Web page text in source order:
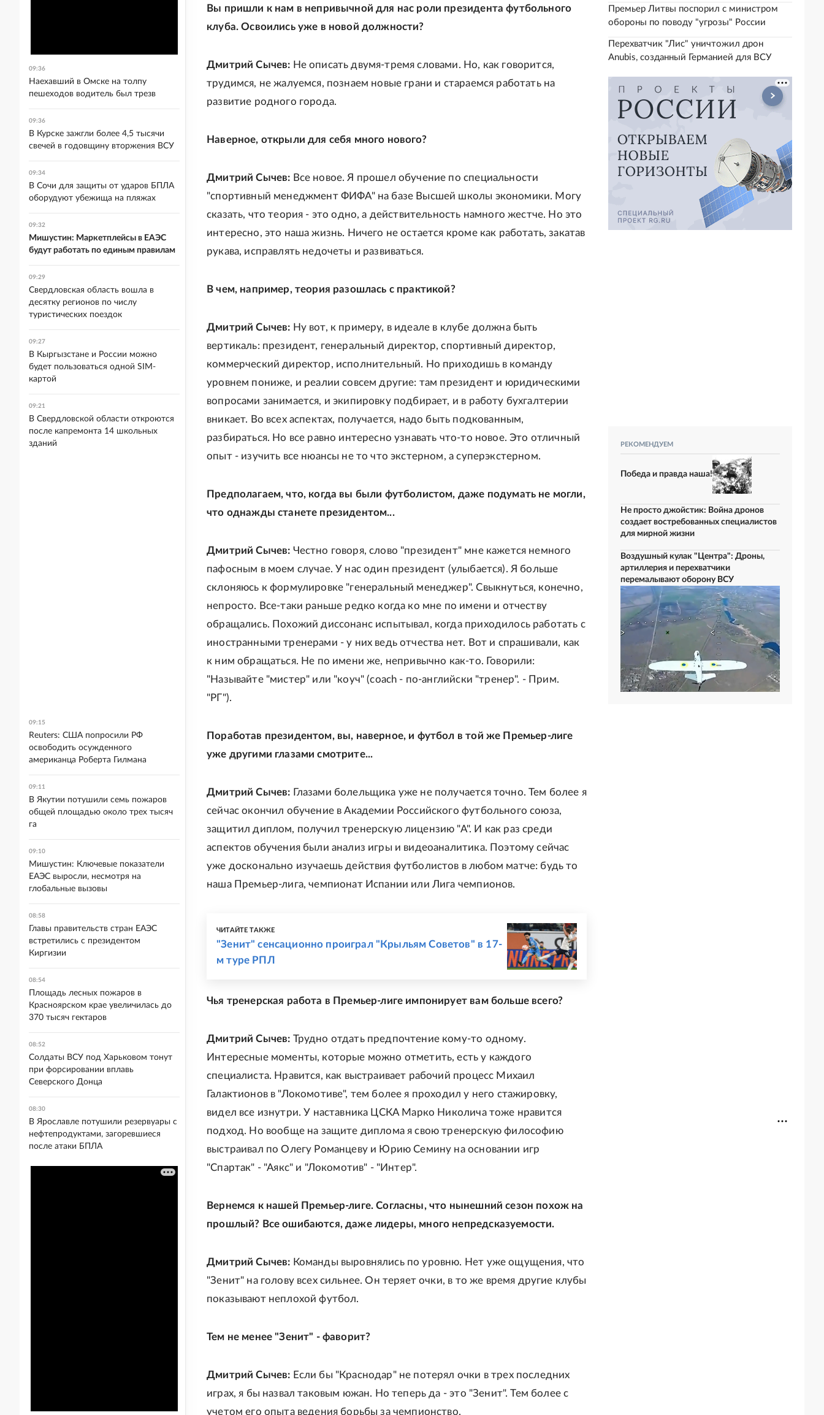
Вы пришли к нам в непривычной для нас роли президента футбольного
клуба. Освоились уже в новой должности?
Дмитрий Сычев: Не описать двумя-тремя словами. Но, как говорится,
трудимся, не жалуемся, познаем новые грани и стараемся работать на
развитие родного города.
Наверное, открыли для себя много нового?
Дмитрий Сычев: Все новое. Я прошел обучение по специальности
"спортивный менеджмент ФИФА" на базе Высшей школы экономики. Могу
сказать, что теория - это одно, а действительность намного жестче. Но это
интересно, это наша жизнь. Ничего не остается кроме как работать, закатав
рукава, исправлять недочеты и развиваться.
В чем, например, теория разошлась с практикой?
Дмитрий Сычев: Ну вот, к примеру, в идеале в клубе должна быть
вертикаль: президент, генеральный директор, спортивный директор,
коммерческий директор, исполнительный. Но приходишь в команду
уровнем пониже, и реалии совсем другие: там президент и юридическими
вопросами занимается, и экипировку подбирает, и в работу бухгалтерии
вникает. Во всех аспектах, получается, надо быть подкованным,
разбираться. Но все равно интересно узнавать что-то новое. Это отличный
опыт - изучить все нюансы не то что экстерном, а суперэкстерном.
Предполагаем, что, когда вы были футболистом, даже подумать не могли,
что однажды станете президентом...
Дмитрий Сычев: Честно говоря, слово "президент" мне кажется немного
пафосным в моем случае. У нас один президент (улыбается). Я больше
склоняюсь к формулировке "генеральный менеджер". Свыкнуться, конечно,
непросто. Все-таки раньше редко когда ко мне по имени и отчеству
обращались. Похожий диссонанс испытывал, когда приходилось работать с
иностранными тренерами - у них ведь отчества нет. Вот и спрашивали, как
к ним обращаться. Не по имени же, непривычно как-то. Говорили:
"Называйте "мистер" или "коуч" (coach - по-английски "тренер". - Прим.
"РГ").
Поработав президентом, вы, наверное, и футбол в той же Премьер-лиге
уже другими глазами смотрите...
Дмитрий Сычев: Глазами болельщика уже не получается точно. Тем более я
сейчас окончил обучение в Академии Российского футбольного союза,
защитил диплом, получил тренерскую лицензию "А". И как раз среди
аспектов обучения были анализ игры и видеоаналитика. Поэтому сейчас
уже досконально изучаешь действия футболистов в любом матче: будь то
наша Премьер-лига, чемпионат Испании или Лига чемпионов.
ЧИТАЙТЕ ТАКЖЕ
"Зенит" сенсационно проиграл "Крыльям Советов" в 17-
м туре РПЛ
Чья тренерская работа в Премьер-лиге импонирует вам больше всего?
Дмитрий Сычев: Трудно отдать предпочтение кому-то одному.
Интересные моменты, которые можно отметить, есть у каждого
специалиста. Нравится, как выстраивает рабочий процесс Михаил
Галактионов в "Локомотиве", тем более я проходил у него стажировку,
видел все изнутри. У наставника ЦСКА Марко Николича тоже нравится
подход. Но вообще на защите диплома я свою тренерскую философию
выстраивал по Олегу Романцеву и Юрию Семину на основании игр
"Спартак" - "Аякс" и "Локомотив" - "Интер".
Вернемся к нашей Премьер-лиге. Согласны, что нынешний сезон похож на
прошлый? Все ошибаются, даже лидеры, много непредсказуемости.
Дмитрий Сычев: Команды выровнялись по уровню. Нет уже ощущения, что
"Зенит" на голову всех сильнее. Он теряет очки, в то же время другие клубы
показывают неплохой футбол.
Тем не менее "Зенит" - фаворит?
Дмитрий Сычев: Если бы "Краснодар" не потерял очки в трех последних
играх, я бы назвал таковым южан. Но теперь да - это "Зенит". Тем более с
учетом его опыта ведения борьбы за чемпионство.
Премьер Литвы поспорил с министром
обороны по поводу "угрозы" России
Перехватчик "Лис" уничтожил дрон
Anubis, созданный Германией для ВСУ
РЕКОМЕНДУЕМ
Победа и правда наша!
Не просто джойстик: Война дронов
создает востребованных специалистов
для мирной жизни
Воздушный кулак "Центра": Дроны,
артиллерия и перехватчики
перемалывают оборону ВСУ
09:36
Наехавший в Омске на толпу
пешеходов водитель был трезв
09:36
В Курске зажгли более 4,5 тысячи
свечей в годовщину вторжения ВСУ
09:34
В Сочи для защиты от ударов БПЛА
оборудуют убежища на пляжах
09:32
Мишустин: Маркетплейсы в ЕАЭС
будут работать по единым правилам
09:29
Свердловская область вошла в
десятку регионов по числу
туристических поездок
09:27
В Кыргызстане и России можно
будет пользоваться одной SIM-
картой
09:21
В Свердловской области откроются
после капремонта 14 школьных
зданий
09:15
Reuters: США попросили РФ
освободить осужденного
американца Роберта Гилмана
09:11
В Якутии потушили семь пожаров
общей площадью около трех тысяч
га
09:10
Мишустин: Ключевые показатели
ЕАЭС выросли, несмотря на
глобальные вызовы
08:58
Главы правительств стран ЕАЭС
встретились с президентом
Киргизии
08:54
Площадь лесных пожаров в
Красноярском крае увеличилась до
370 тысяч гектаров
08:52
Солдаты ВСУ под Харьковом тонут
при форсировании вплавь
Северского Донца
08:30
В Ярославле потушили резервуары с
нефтепродуктами, загоревшиеся
после атаки БПЛА